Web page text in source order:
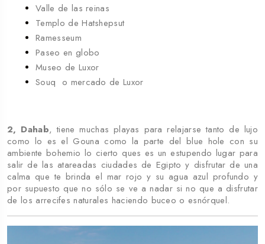
Valle de las reinas
Templo de Hatshepsut
Ramesseum
Paseo en globo
Museo de Luxor
Souq o mercado de Luxor
2, Dahab, tiene muchas playas para relajarse tanto de lujo
como lo es el Gouna como la parte del blue hole con su
ambiente bohemio lo cierto ques es un estupendo lugar para
salir de las atareadas ciudades de Egipto y disfrutar de una
calma que te brinda el mar rojo y su agua azul profundo y
por supuesto que no sólo se ve a nadar si no que a disfrutar
de los arrecifes naturales haciendo buceo o esnórquel.